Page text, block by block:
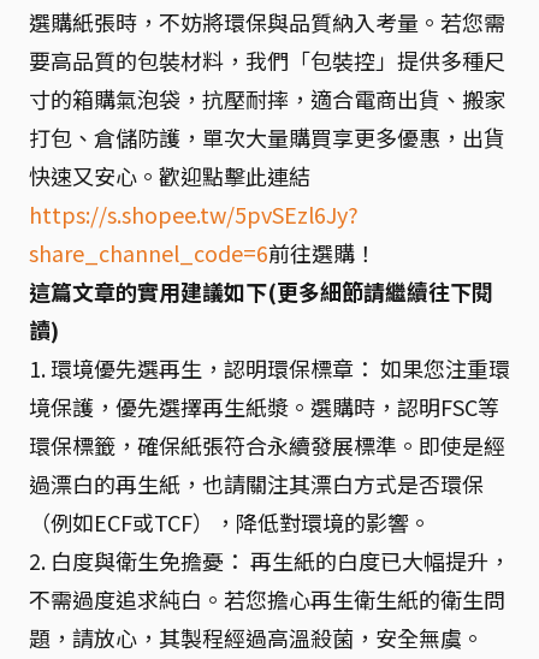
選購紙張時，不妨將環保與品質納入考量。若您需
要高品質的包裝材料，我們「包裝控」提供多種尺
寸的箱購氣泡袋，抗壓耐摔，適合電商出貨、搬家
打包、倉儲防護，單次大量購買享更多優惠，出貨
快速又安心。歡迎點擊此連結
https://s.shopee.tw/5pvSEzl6Jy?
share_channel_code=6前往選購！
這篇文章的實用建議如下(更多細節請繼續往下閱
讀)
1. 環境優先選再生，認明環保標章： 如果您注重環
境保護，優先選擇再生紙漿。選購時，認明FSC等
環保標籤，確保紙張符合永續發展標準。即使是經
過漂白的再生紙，也請關注其漂白方式是否環保
（例如ECF或TCF），降低對環境的影響。
2. 白度與衛生免擔憂： 再生紙的白度已大幅提升，
不需過度追求純白。若您擔心再生衛生紙的衛生問
題，請放心，其製程經過高溫殺菌，安全無虞。